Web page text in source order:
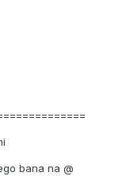
bana na @